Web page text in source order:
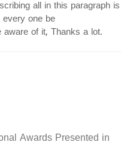
all in this paragraph is
every one be
aware of it, Thanks a lot.
Awards Presented in